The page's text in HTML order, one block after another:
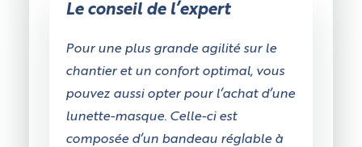
Le conseil de l’expert
Pour une plus grande agilité sur le
chantier et un confort optimal, vous
pouvez aussi opter pour l’achat d’une
lunette-masque. Celle-ci est
composée d’un bandeau réglable à